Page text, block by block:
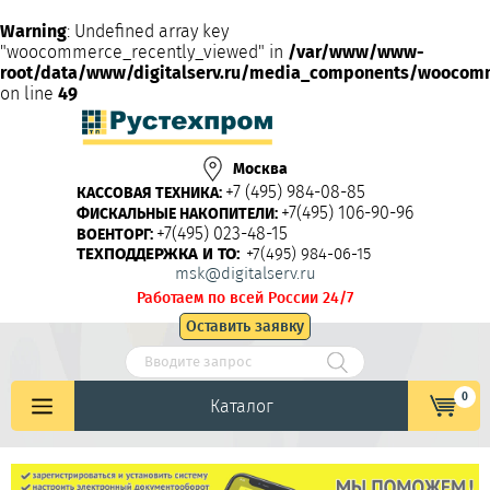
Warning: Undefined array key
"woocommerce_recently_viewed" in /var/www/www-
root/data/www/digitalserv.ru/media_components/
on line 49
Москва
КАССОВАЯ ТЕХНИКА: +7 (495) 984-08-85
ФИСКАЛЬНЫЕ НАКОПИТЕЛИ: +7(495) 106-90-96
ВОЕНТОРГ: +7(495) 023-48-15
ТЕХПОДДЕРЖКА И ТО: +7(495) 984-06-15
msk@digitalserv.ru
Работаем по всей России 24/7
Оставить заявку
Каталог 0